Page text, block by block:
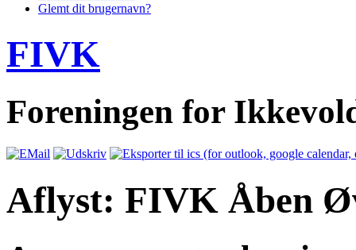
Glemt dit brugernavn?
FIVK
Foreningen for
Aflyst: FIVK Åben